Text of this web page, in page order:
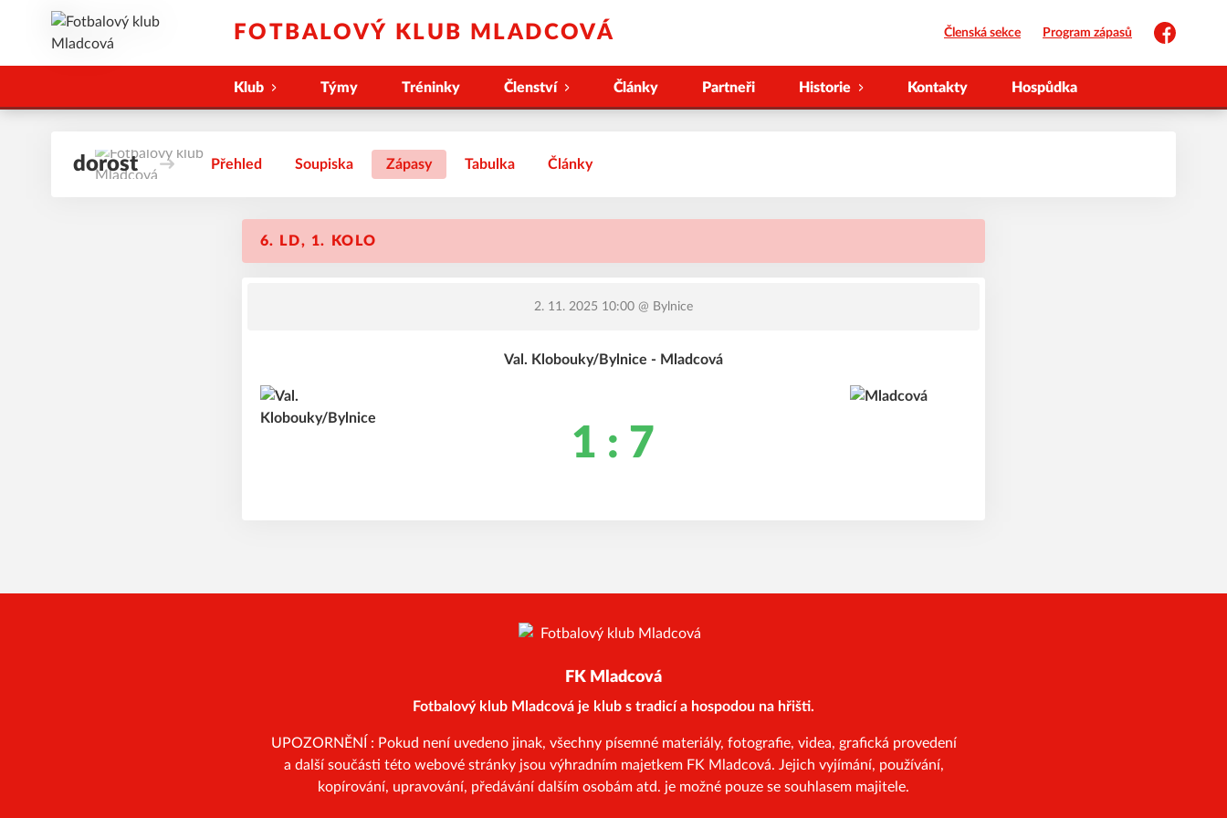
FOTBALOVÝ KLUB MLADCOVÁ Členská sekce Program zápasů
Facebook
Klub Týmy Tréninky Členství Články Partneři Historie Kontakty Hospůdka
dorost Přehled Soupiska Zápasy Tabulka Články
6. LD, 1. KOLO
2. 11. 2025 10:00@ Bylnice
Val. Klobouky/Bylnice - Mladcová
1 : 7
FK Mladcová
Fotbalový klub Mladcová je klub s tradicí a hospodou na hřišti.
UPOZORNĚNÍ : Pokud není uvedeno jinak, všechny písemné materiály, fotografie, videa, grafická provedení
a další součásti této webové stránky jsou výhradním majetkem FK Mladcová. Jejich vyjímání, používání,
kopírování, upravování, předávání dalším osobám atd. je možné pouze se souhlasem majitele.